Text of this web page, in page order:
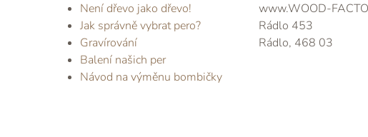
Není dřevo jako dřevo!
Jak správně vybrat pero?
Gravírování
Balení našich per
Návod na výměnu bombičky
www.WOOD-
Rádlo 453
Rádlo, 468 03